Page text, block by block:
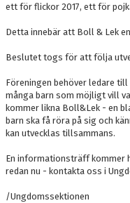
ett för flickor 2017, ett för
Detta innebär att Boll & Lek
Beslutet togs för att följa
Föreningen behöver ledare
många barn som möjligt vill
kommer likna Boll&Lek - en
barn ska få röra på sig och
kan utvecklas tillsammans.
En informationsträff kommer
redan nu - kontakta oss i
/Ungdomssektionen